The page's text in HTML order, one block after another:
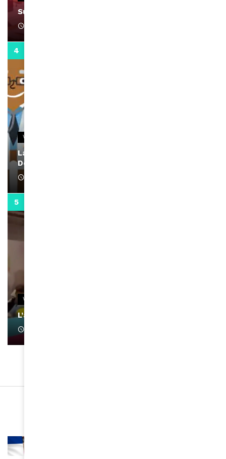
Support Black Business Wee-kend
VIDEOS
La rubrique santé speciale coronavirus du
Docteur Makanda
VIDEOS
L’artiste Yoan s’exprime